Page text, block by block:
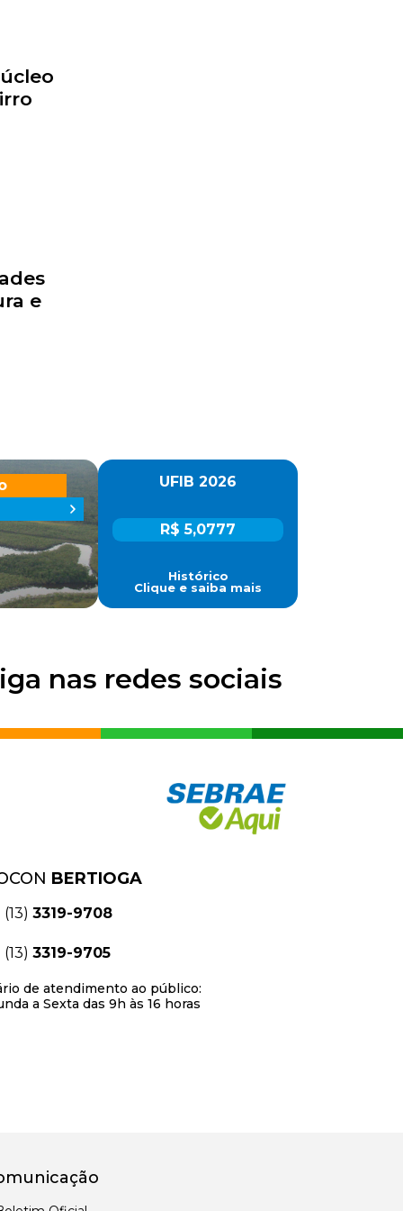
e
UFIB 2026
R$ 5,0777
Histórico
Clique e saiba mais
nas redes sociais
BERTIOGA
(13) 3319-9708
(13) 3319-9705
de atendimento ao público:
a Sexta das 9h às 16 horas